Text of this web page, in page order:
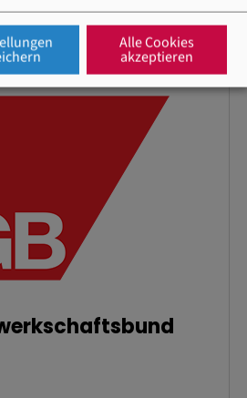
Alle Cookies
akzeptieren